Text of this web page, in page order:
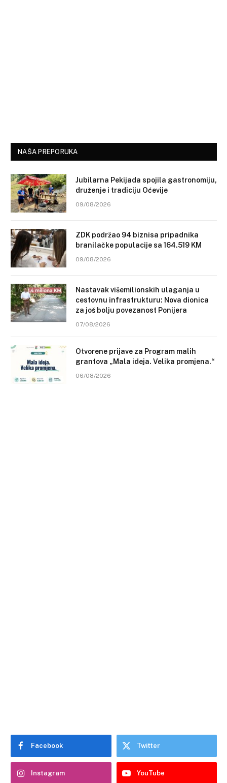
NAŠA PREPORUKA
Jubilarna Pekijada spojila gastronomiju,
druženje i tradiciju Oćevije
09/08/2026
ZDK podržao 94 biznisa pripadnika
branilačke populacije sa 164.519 KM
09/08/2026
Nastavak višemilionskih ulaganja u
cestovnu infrastrukturu: Nova dionica
za još bolju povezanost Ponijera
07/08/2026
Otvorene prijave za Program malih
grantova „Mala ideja. Velika promjena.“
06/08/2026
Facebook Twitter
Instagram YouTube